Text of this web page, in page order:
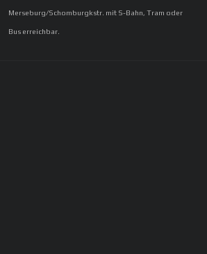
Merseburg/Schomburgkstr. mit S-Bahn, Tram oder
Bus erreichbar.